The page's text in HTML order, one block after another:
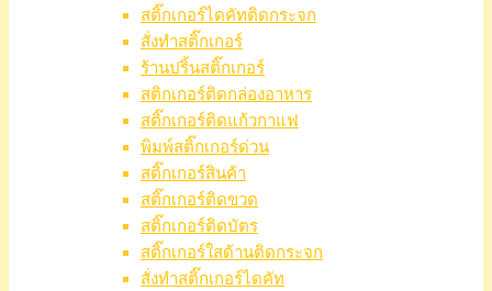
สติ๊กเกอร์ไดคัทติดกระจก
สั่งทำสติ๊กเกอร์
ร้านปริ้นสติ๊กเกอร์
สติกเกอร์ติดกล่องอาหาร
สติ๊กเกอร์ติดแก้วกาแฟ
พิมพ์สติ๊กเกอร์ด่วน
สติ๊กเกอร์สินค้า
สติ๊กเกอร์ติดขวด
สติ๊กเกอร์ติดบัตร
สติ๊กเกอร์ใสด้านติดกระจก
สั่งทําสติ๊กเกอร์ไดคัท